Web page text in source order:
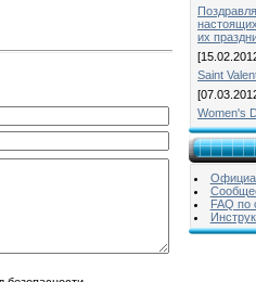
их
Saint
Women's
FAQ по